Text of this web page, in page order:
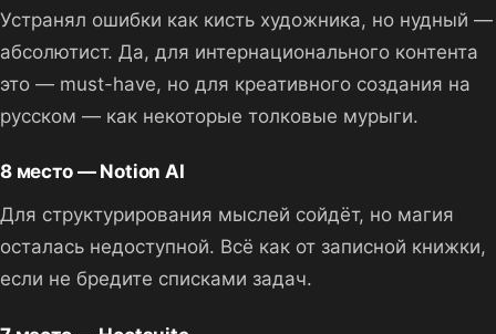
Устранял ошибки как кисть художника, но нудный —
абсолютист. Да, для интернационального контента
это — must-have, но для креативного создания на
русском — как некоторые толковые мурыги.
8 место — Notion AI
Для структурирования мыслей сойдёт, но магия
осталась недоступной. Всё как от записной книжки,
если не бредите списками задач.